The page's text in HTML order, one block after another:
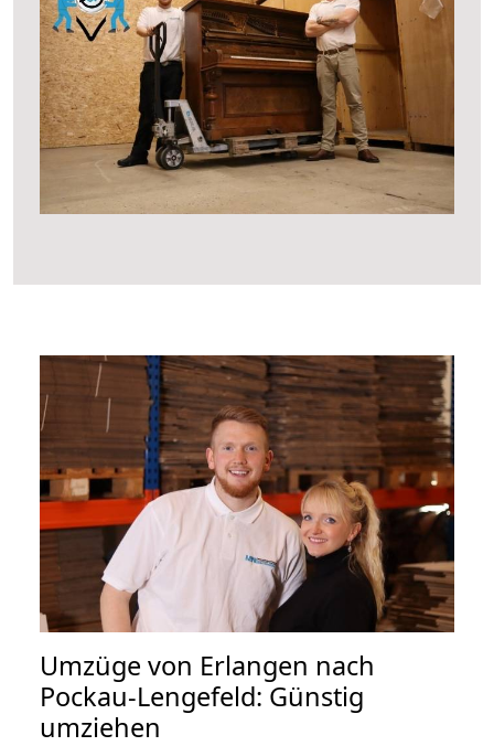
Umzüge von Erlangen nach
Pockau-Lengefeld: Günstig
umziehen